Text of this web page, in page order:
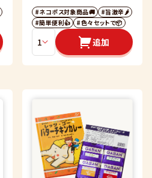
#ネコポス対象商品🚚
#旨激辛🌶
#簡単便利👍
#色々セットで📦
追加